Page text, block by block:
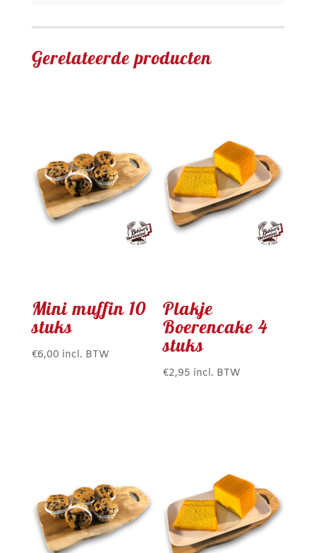
Gerelateerde producten
Mini muffin 10
stuks
€6,00 incl. BTW
Plakje
Boerencake 4
stuks
€2,95 incl. BTW